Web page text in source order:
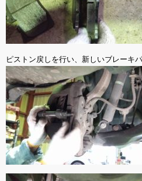
ピストン戻しを行い、新しいブレーキ